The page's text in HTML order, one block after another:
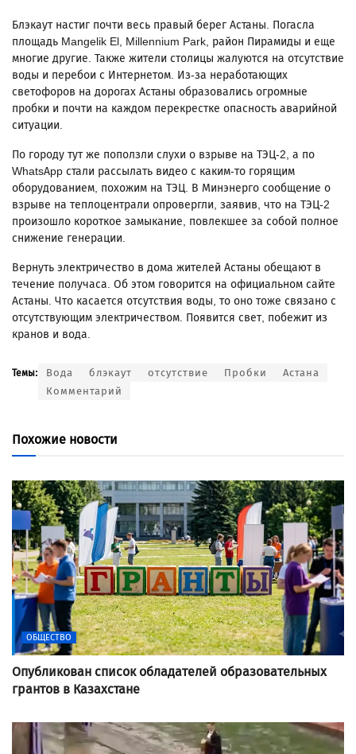
Блэкаут настиг почти весь правый берег Астаны. Погасла
площадь Mangelik El, Millennium Park, район Пирамиды и еще
многие другие. Также жители столицы жалуются на отсутствие
воды и перебои с Интернетом. Из-за неработающих
светофоров на дорогах Астаны образовались огромные
пробки и почти на каждом перекрестке опасность аварийной
ситуации.
По городу тут же поползли слухи о взрыве на ТЭЦ-2, а по
WhatsApp стали рассылать видео с каким-то горящим
оборудованием, похожим на ТЭЦ. В Минэнерго сообщение о
взрыве на теплоцентрали опровергли, заявив, что на ТЭЦ-2
произошло короткое замыкание, повлекшее за собой полное
снижение генерации.
Вернуть электричество в дома жителей Астаны обещают в
течение получаса. Об этом говорится на официальном сайте
Астаны. Что касается отсутствия воды, то оно тоже связано с
отсутствующим электричеством. Появится свет, побежит из
кранов и вода.
Темы: Вода блэкаут отсутствие Пробки
Астана
Комментарий
Похожие новости
ОБЩЕСТВО
Опубликован список обладателей образовательных
грантов в Казахстане